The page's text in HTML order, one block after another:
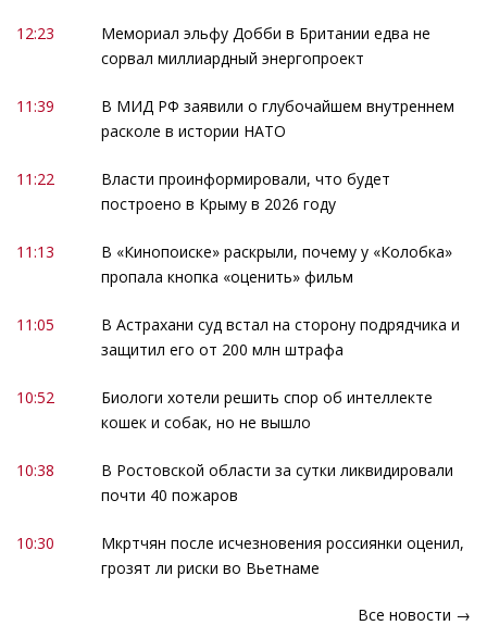
12:23
Мемориал эльфу Добби в Британии едва не
сорвал миллиардный энергопроект
11:39
В МИД РФ заявили о глубочайшем внутреннем
расколе в истории НАТО
11:22
Власти проинформировали, что будет
построено в Крыму в 2026 году
11:13
В «Кинопоиске» раскрыли, почему у «Колобка»
пропала кнопка «оценить» фильм
11:05
В Астрахани суд встал на сторону подрядчика и
защитил его от 200 млн штрафа
10:52
Биологи хотели решить спор об интеллекте
кошек и собак, но не вышло
10:38
В Ростовской области за сутки ликвидировали
почти 40 пожаров
10:30
Мкртчян после исчезновения россиянки оценил,
грозят ли риски во Вьетнаме
Все новости →